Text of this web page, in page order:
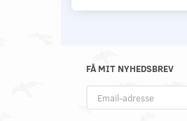
FÅ MIT NYHEDSBREV
adresse